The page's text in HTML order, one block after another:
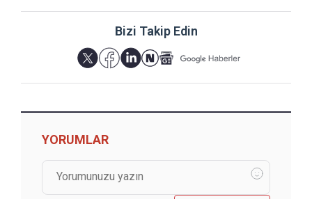
Bizi Takip Edin
YORUMLAR